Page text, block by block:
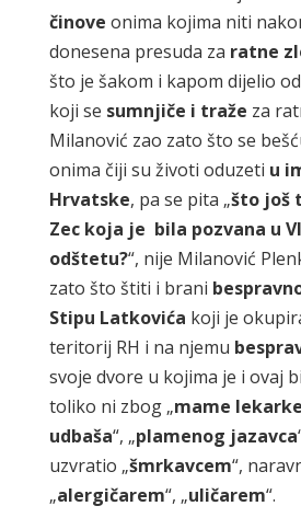
činove onima kojima niti
donesena presuda za ratne
što je šakom i kapom dijelio
koji se sumnjiče i traže za
Milanović zao zato što se
onima čiji su životi oduzeti u
Hrvatske, pa se pita „što još
Zec koja je bila pozvana u
odštetu?“, nije Milanović
zato što štiti i brani
Stipu Latkovića koji je
teritorij RH i na njemu
svoje dvore u kojima je i ovaj
toliko ni zbog „mame lekarke
udbaša“, „plamenog jazavca
uzvratio „šmrkavcem“,
„alergičarem“, „uličarem“.